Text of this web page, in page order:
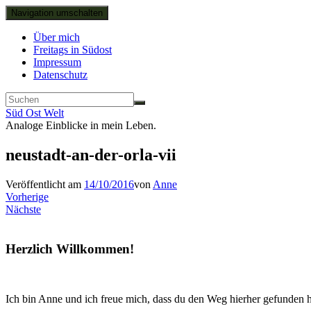
Navigation umschalten
Über mich
Freitags in Südost
Impressum
Datenschutz
Süd Ost Welt
Analoge Einblicke in mein Leben.
neustadt-an-der-orla-vii
Veröffentlicht am 14/10/2016von Anne
Vorherige
Nächste
Herzlich Willkommen!
Ich bin Anne und ich freue mich, dass du den Weg hierher gefunden